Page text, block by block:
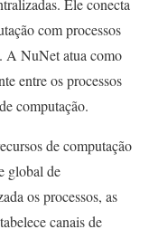
Ele conecta
com processos
A NuNet atua como
entre os processos
computação.
de computação
global de
os processos, as
canais de